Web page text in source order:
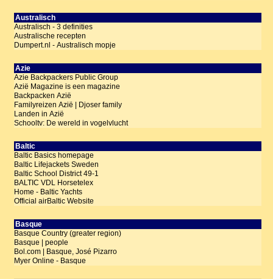
Australisch
Australisch - 3 definities
Australische recepten
Dumpert.nl - Australisch mopje
Azie
Azie Backpackers Public Group
Azië Magazine is een magazine
Backpacken Azië
Familyreizen Azië | Djoser family
Landen in Azië
Schooltv: De wereld in vogelvlucht
Baltic
Baltic Basics homepage
Baltic Lifejackets Sweden
Baltic School District 49-1
BALTIC VDL Horsetelex
Home - Baltic Yachts
Official airBaltic Website
Basque
Basque Country (greater region)
Basque | people
Bol.com | Basque, José Pizarro
Myer Online - Basque